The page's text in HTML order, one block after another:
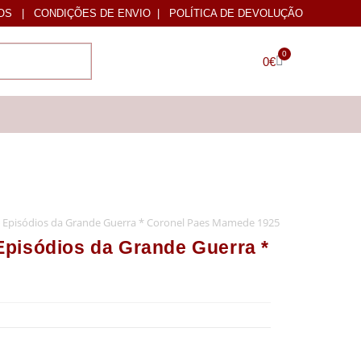
| CONDIÇÕES DE ENVIO | POLÍTICA DE DEVOLUÇÃO
0€
0
Episódios da Grande Guerra * Coronel Paes Mamede 1925
da Grande Guerra *